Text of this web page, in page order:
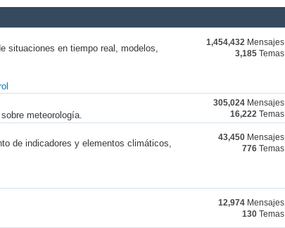
situaciones en tiempo real, modelos,
1,454,432 Mensajes
3,185 Temas
meteorología.
305,024 Mensajes
16,222 Temas
de indicadores y elementos climáticos,
43,450 Mensajes
776 Temas
12,974 Mensajes
130 Temas